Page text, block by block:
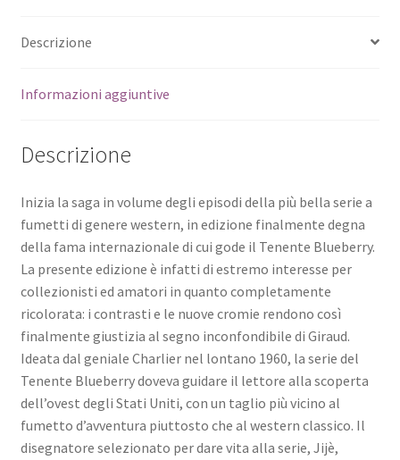
Descrizione
Informazioni aggiuntive
Descrizione
Inizia la saga in volume degli episodi della più bella serie a
fumetti di genere western, in edizione finalmente degna
della fama internazionale di cui gode il Tenente Blueberry.
La presente edizione è infatti di estremo interesse per
collezionisti ed amatori in quanto completamente
ricolorata: i contrasti e le nuove cromie rendono così
finalmente giustizia al segno inconfondibile di Giraud.
Ideata dal geniale Charlier nel lontano 1960, la serie del
Tenente Blueberry doveva guidare il lettore alla scoperta
dell’ovest degli Stati Uniti, con un taglio più vicino al
fumetto d’avventura piuttosto che al western classico. Il
disegnatore selezionato per dare vita alla serie, Jijè,